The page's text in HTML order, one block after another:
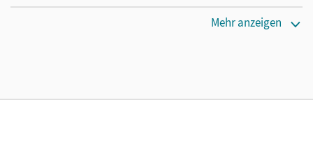
Unterrichtsmanager 90 Tage lang zu testen.
Mehr anzeigen